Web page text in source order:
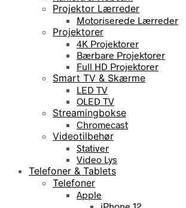
Projektor Lærreder
Motoriserede Lærreder
Projektorer
4K Projektorer
Bærbare Projektorer
Full HD Projektorer
Smart TV & Skærme
LED TV
OLED TV
Streamingbokse
Chromecast
Videotilbehør
Stativer
Video Lys
Telefoner & Tablets
Telefoner
Apple
iPhone 12